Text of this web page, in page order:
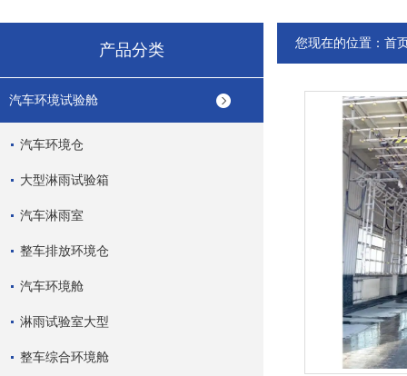
产品分类
汽车环境试验舱
汽车环境仓
大型淋雨试验箱
汽车淋雨室
整车排放环境仓
汽车环境舱
淋雨试验室大型
整车综合环境舱
您现在的位置： 首